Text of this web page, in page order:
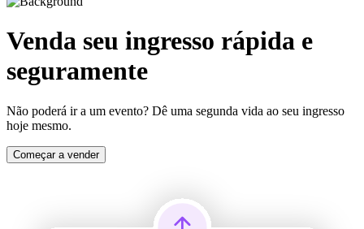
Venda seu ingresso rápida e
seguramente
Não poderá ir a um evento? Dê uma segunda vida ao seu ingresso
hoje mesmo.
Começar a vender